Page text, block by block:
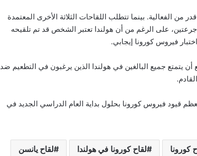
الفعالية. بينما تتطلب اللقاحات الثلاثة الأخرى المعتمدة
جرعتين، على الرغم من أن هولندا تعتبر الشخص قد تم تلقيحه
فيروس كورونا إيجابي.
أن يتمتع جميع البالغين في هولندا الذين يرغبون في التطعيم ضد
قيود فيروس كورونا بحلول بداية العام الدراسي الجديد في
كورونا لقاح كورونا في هولندا لقاح يانسن